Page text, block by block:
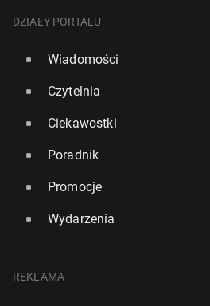
DZIAŁY PORTALU
Wiadomości
Czytelnia
Ciekawostki
Poradnik
Promocje
Wydarzenia
REKLAMA